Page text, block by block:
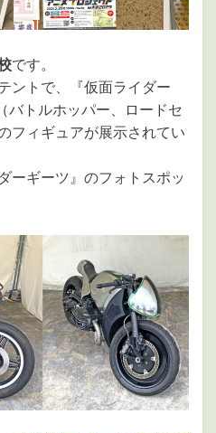
です。
ントで、『仮面ライダー
バトルホッパー、ロードセ
フィギュアが展示されてい
ーギーツ』のフォトスポッ